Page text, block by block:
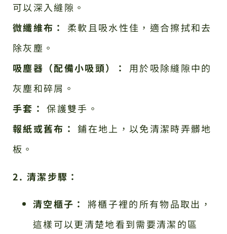
可以深入縫隙。
微纖維布：
柔軟且吸水性佳，適合擦拭和去
除灰塵。
吸塵器（配備小吸頭）：
用於吸除縫隙中的
灰塵和碎屑。
手套： 保護雙手。
報紙或舊布： 鋪在地上，以免清潔時弄髒地
板。
2. 清潔步驟：
清空櫃子：
將櫃子裡的所有物品取出，
這樣可以更清楚地看到需要清潔的區